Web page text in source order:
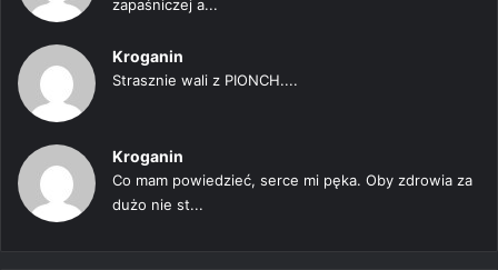
zapaśniczej a...
Kroganin
Strasznie wali z PIONCH....
Kroganin
Co mam powiedzieć, serce mi pęka. Oby zdrowia za
dużo nie st...